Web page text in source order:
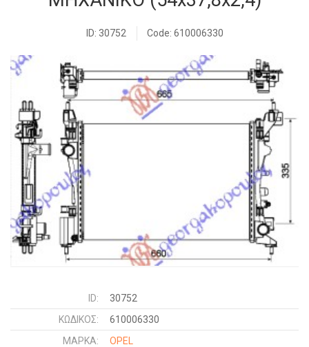
ID: 30752 Code: 610006330
ID:
30752
ΚΩΔΙΚΌΣ:
610006330
ΜΑΡΚΑ:
OPEL